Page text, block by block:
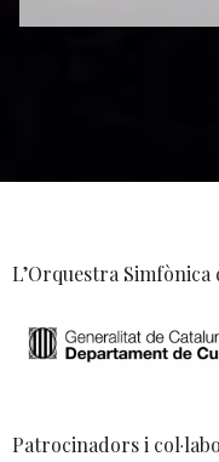
L’Orquestra
Patrocinadors i